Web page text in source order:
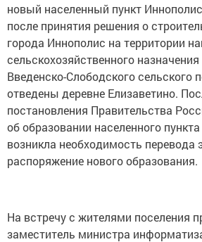
новый населенный пункт
после принятия решения о
города Иннополис на территории
сельскохозяйственного
Введенско-Слободского сельского
отведены деревне Елизаветино.
постановления Правительства
об образовании населенного
возникла необходимость перевода
распоряжение нового образования.
На встречу с жителями поселения
заместитель министра